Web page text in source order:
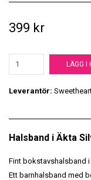
399 kr
LÄGG I
Leverantör:
Halsband i Äkta
Fint bokstavshalsband
Ett barnhalsband med